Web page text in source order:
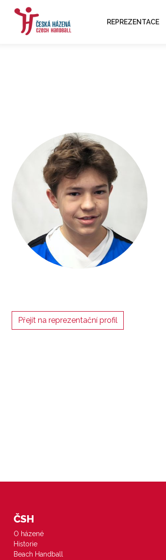
REPREZENTACE
Přejít na reprezentační profil
ČSH
O házené
Historie
Beach Handball